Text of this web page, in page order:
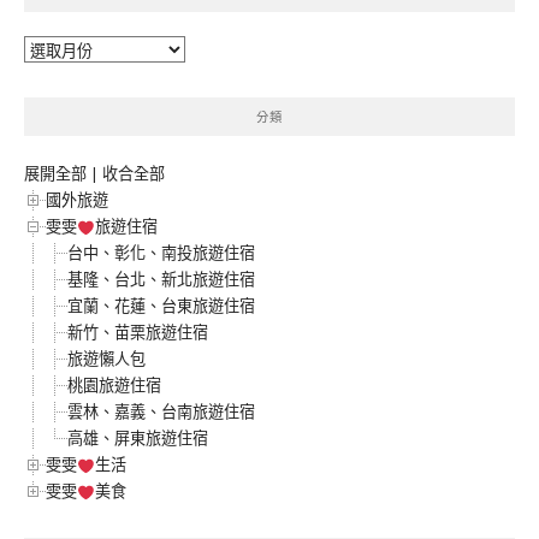
彙
分類
展開全部 | 收合全部
國外旅遊
雯雯
旅遊住宿
台中、彰化、南投旅遊住宿
基隆、台北、新北旅遊住宿
宜蘭、花蓮、台東旅遊住宿
新竹、苗栗旅遊住宿
旅遊懶人包
桃園旅遊住宿
雲林、嘉義、台南旅遊住宿
高雄、屏東旅遊住宿
雯雯
生活
雯雯
美食